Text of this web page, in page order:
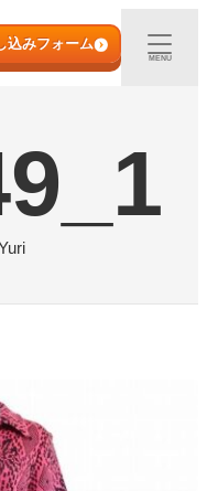
へ
込みフォーム
MENU